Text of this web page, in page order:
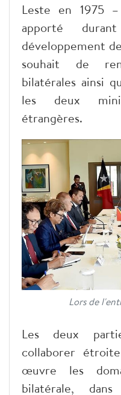
Leste en 1975
apporté
développement
souhait de
bilatérales ainsi
les deux
étrangères.
Lors de
Les deux
collaborer
œuvre les
bilatérale,